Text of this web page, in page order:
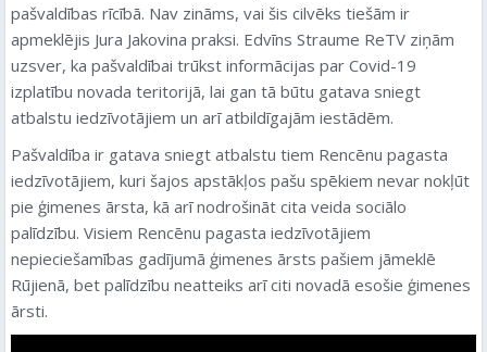
pašvaldības rīcībā. Nav zināms, vai šis cilvēks tiešām ir
apmeklējis Jura Jakovina praksi. Edvīns Straume ReTV ziņām
uzsver, ka pašvaldībai trūkst informācijas par Covid-19
izplatību novada teritorijā, lai gan tā būtu gatava sniegt
atbalstu iedzīvotājiem un arī atbildīgajām iestādēm.
Pašvaldība ir gatava sniegt atbalstu tiem Rencēnu pagasta
iedzīvotājiem, kuri šajos apstākļos pašu spēkiem nevar nokļūt
pie ģimenes ārsta, kā arī nodrošināt cita veida sociālo
palīdzību. Visiem Rencēnu pagasta iedzīvotājiem
nepieciešamības gadījumā ģimenes ārsts pašiem jāmeklē
Rūjienā, bet palīdzību neatteiks arī citi novadā esošie ģimenes
ārsti.